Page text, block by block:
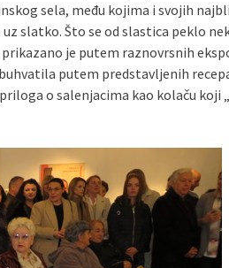
sela, među kojima i svojih
slatko. Što se od slastica peklo
je putem raznovrsnih
putem predstavljenih
o salenjacima kao kolaču koji